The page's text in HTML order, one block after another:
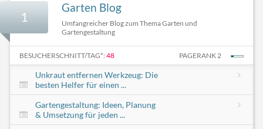
1
Garten Blog
Umfangreicher Blog zum Thema Garten und
Gartengestaltung
BESUCHERSCHNITT/TAG*: 48 PAGERANK 2
Unkraut entfernen Werkzeug: Die
besten Helfer für einen ...
Gartengestaltung: Ideen, Planung
& Umsetzung für jeden ...